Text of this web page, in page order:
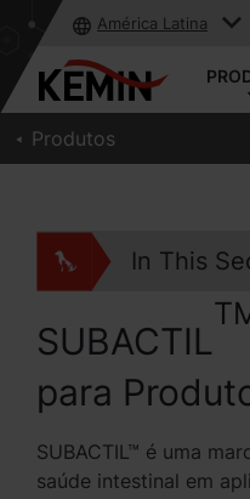
América Latina
Produtos
In This
SUBACTIL
para
SUBACTIL™ é uma
saúde intestinal em